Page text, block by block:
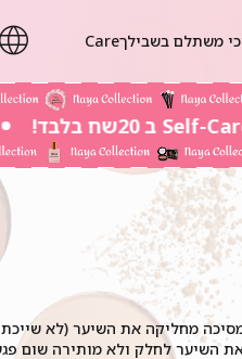
משתלם בשבילךBody Care שפתיים
קני
מחליקה את השיער (לא
השיער לחלק ולא מותירה שום